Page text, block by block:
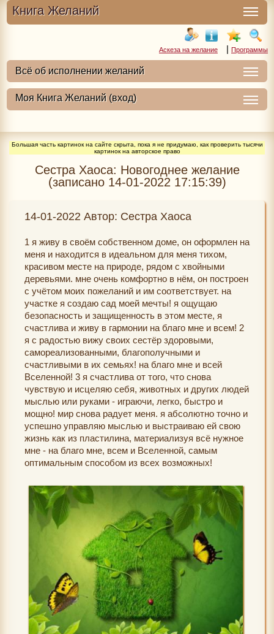
Книга Желаний
Аскеза на желание | Программы
Большая часть картинок на сайте скрыта, пока я не придумаю, как проверить тысячи
картинок на авторское право
Сестра Хаоса: Новогоднее желание
(записано 14-01-2022 17:15:39)
14-01-2022 Автор: Сестра Хаоса
1 я живу в своём собственном доме, он оформлен на
меня и находится в идеальном для меня тихом,
красивом месте на природе, рядом с хвойными
деревьями. мне очень комфортно в нём, он построен
с учётом моих пожеланий и им соответствует. на
участке я создаю сад моей мечты! я ощущаю
безопасность и защищенность в этом месте, я
счастлива и живу в гармонии на благо мне и всем! 2
я с радостью вижу своих сестёр здоровыми,
самореализованными, благополучными и
счастливыми в их семьях! на благо мне и всей
Вселенной! 3 я счастлива от того, что снова
чувствую и исцеляю себя, животных и других людей
мыслью или руками - играючи, легко, быстро и
мощно! мир снова радует меня. я абсолютно точно и
успешно управляю мыслью и выстраиваю ей свою
жизнь как из пластилина, материализуя всё нужное
мне - на благо мне, всем и Вселенной, самым
оптимальным способом из всех возможных!